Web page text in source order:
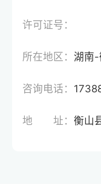
许可证号：
所在地区：湖南-
咨询电话：
地 址：衡山